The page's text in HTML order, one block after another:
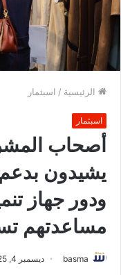
الرئيسية / اسبثمار
اسبثمار
أصحاب
يشيدون
ودور جهاز
مساعدتهم
basma ديسمبر 4, 2025